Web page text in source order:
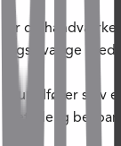
Er du
også vælge
Du udfører selv
betydelig